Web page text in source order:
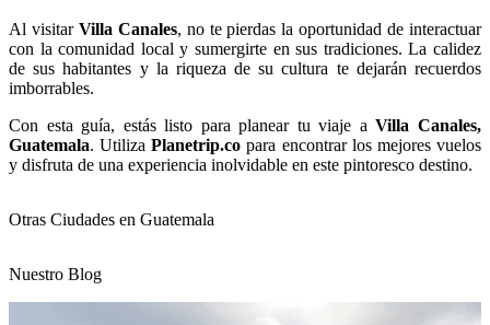
Al visitar Villa Canales, no te pierdas la oportunidad de interactuar
con la comunidad local y sumergirte en sus tradiciones. La calidez
de sus habitantes y la riqueza de su cultura te dejarán recuerdos
imborrables.
Con esta guía, estás listo para planear tu viaje aVilla Canales,
Guatemala. UtilizaPlanetrip.co para encontrar los mejores vuelos
y disfruta de una experiencia inolvidable en este pintoresco destino.
Otras Ciudades en Guatemala
Nuestro Blog